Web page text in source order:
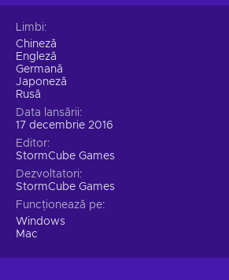
Limbi
Chineză
Engleză
Germană
Japoneză
Rusă
Data lansării
17 decembrie 2016
Editor
StormCube Games
Dezvoltatori
StormCube Games
Funcționează pe
Windows
Mac